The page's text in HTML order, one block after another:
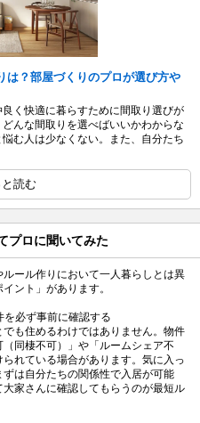
は？部屋づくりのプロが選び方や
く快適に暮らすために間取り選びが
んな間取りを選べばいいかわからな
む人は少なくない。また、自分たち
と読む
プロに聞いてみた
ール作りにおいて一人暮らしとは異
ント」があります。
を必ず事前に確認する
も住めるわけではありません。物件
同棲不可）」や「ルームシェア不
れている場合があります。気に入っ
は自分たちの関係性で入居が可能
家さんに確認してもらうのが最短ル